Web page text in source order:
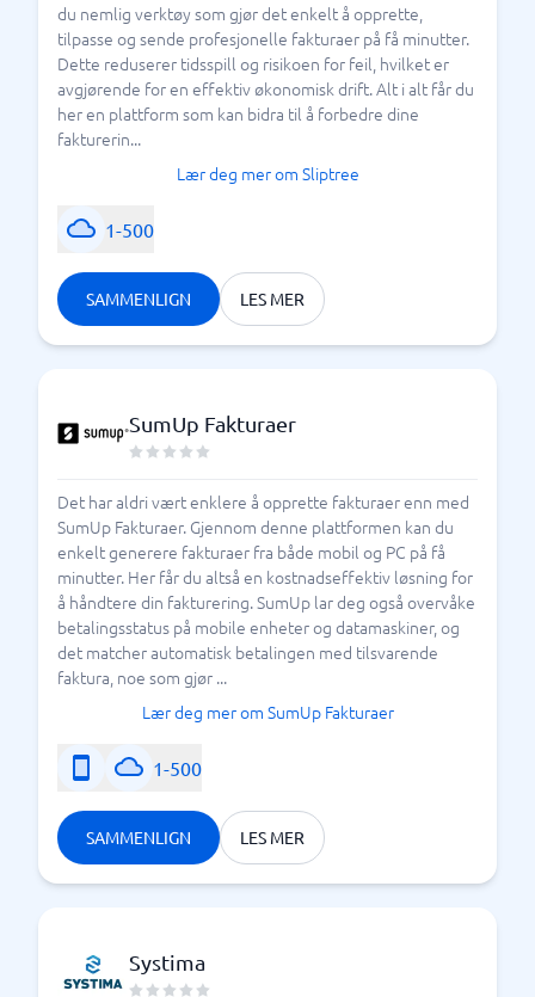
du nemlig verktøy som gjør det enkelt å opprette,
tilpasse og sende profesjonelle fakturaer på få minutter.
Dette reduserer tidsspill og risikoen for feil, hvilket er
avgjørende for en effektiv økonomisk drift. Alt i alt får du
her en plattform som kan bidra til å forbedre dine
fakturerin...
Lær deg mer om Sliptree
1-500
SAMMENLIGN LES MER
SumUp Fakturaer
Det har aldri vært enklere å opprette fakturaer enn med
SumUp Fakturaer. Gjennom denne plattformen kan du
enkelt generere fakturaer fra både mobil og PC på få
minutter. Her får du altså en kostnadseffektiv løsning for
å håndtere din fakturering. SumUp lar deg også overvåke
betalingsstatus på mobile enheter og datamaskiner, og
det matcher automatisk betalingen med tilsvarende
faktura, noe som gjør ...
Lær deg mer om SumUp Fakturaer
1-500
SAMMENLIGN LES MER
Systima